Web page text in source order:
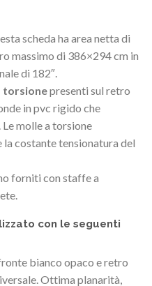
scheda ha area netta di
massimo di 386×294 cm in
di 182″.
torsionepresenti sul retro
in pvc rigido che
molle a torsione
costante tensionatura del
forniti con staffe a
con le seguenti
bianco opaco e retro
Ottima planarità,